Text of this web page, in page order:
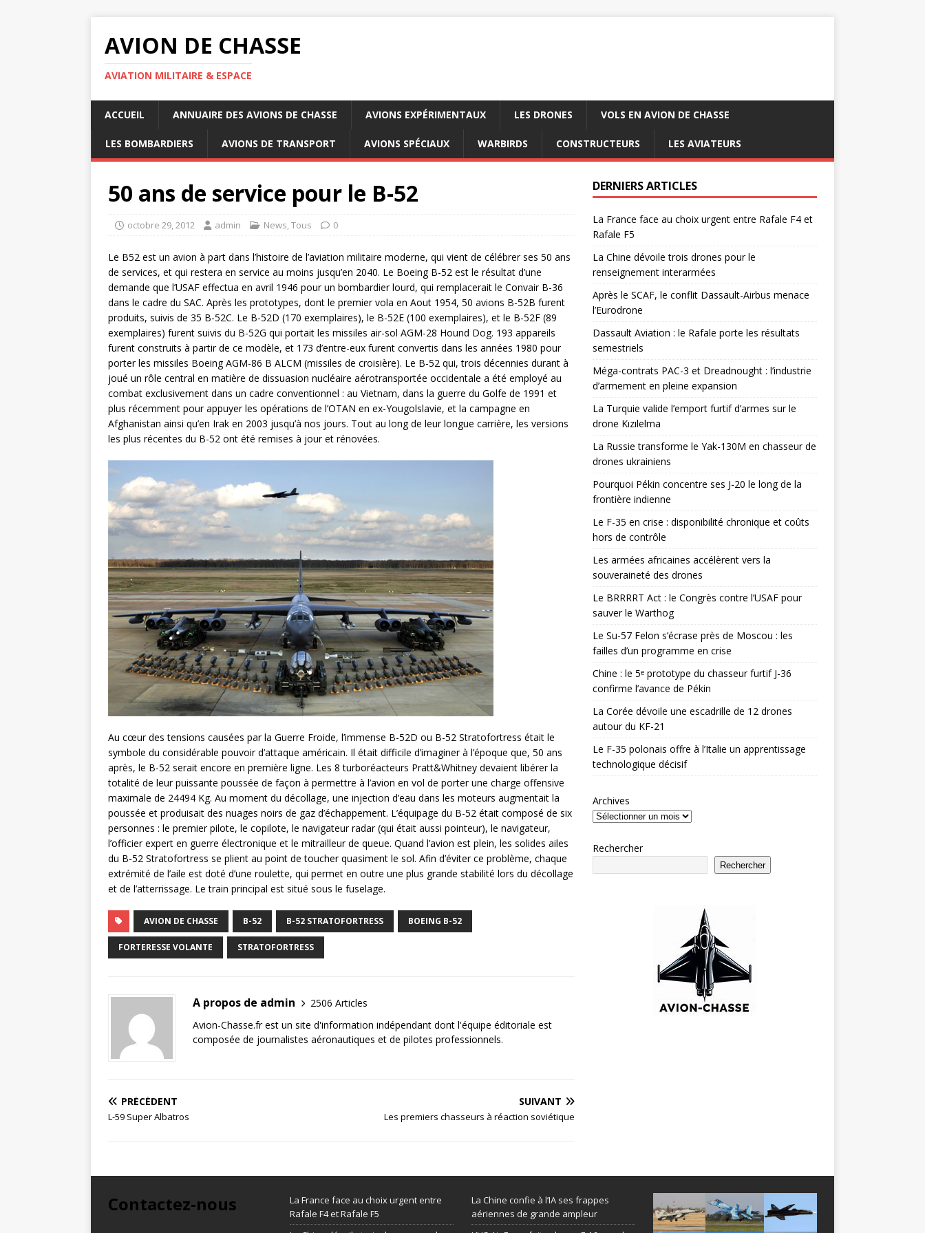
AVION DE CHASSE
AVIATION MILITAIRE & ESPACE
ACCUEIL ANNUAIRE DES AVIONS DE CHASSE AVIONS EXPÉRIMENTAUX LES DRONES VOLS EN AVION DE CHASSE
LES BOMBARDIERS AVIONS DE TRANSPORT AVIONS SPÉCIAUX WARBIRDS CONSTRUCTEURS LES AVIATEURS
50 ans de service pour le B-52
octobre 29, 2012 admin News,Tous 0
Le B52 est un avion à part dans l’histoire de l’aviation militaire moderne, qui vient de célébrer ses 50 ans
de services, et qui restera en service au moins jusqu’en 2040. Le Boeing B-52 est le résultat d’une
demande que l’USAF effectua en avril 1946 pour un bombardier lourd, qui remplacerait le Convair B-36
dans le cadre du SAC. Après les prototypes, dont le premier vola en Aout 1954, 50 avions B-52B furent
produits, suivis de 35 B-52C. Le B-52D (170 exemplaires), le B-52E (100 exemplaires), et le B-52F (89
exemplaires) furent suivis du B-52G qui portait les missiles air-sol AGM-28 Hound Dog. 193 appareils
furent construits à partir de ce modèle, et 173 d’entre-eux furent convertis dans les années 1980 pour
porter les missiles Boeing AGM-86 B ALCM (missiles de croisière). Le B-52 qui, trois décennies durant à
joué un rôle central en matière de dissuasion nucléaire aérotransportée occidentale a été employé au
combat exclusivement dans un cadre conventionnel : au Vietnam, dans la guerre du Golfe de 1991 et
plus récemment pour appuyer les opérations de l’OTAN en ex-Yougolslavie, et la campagne en
Afghanistan ainsi qu’en Irak en 2003 jusqu’à nos jours. Tout au long de leur longue carrière, les versions
les plus récentes du B-52 ont été remises à jour et rénovées.
Au cœur des tensions causées par la Guerre Froide, l’immense B-52D ou B-52 Stratofortress était le
symbole du considérable pouvoir d’attaque américain. Il était difficile d’imaginer à l’époque que, 50 ans
après, le B-52 serait encore en première ligne. Les 8 turboréacteurs Pratt&Whitney devaient libérer la
totalité de leur puissante poussée de façon à permettre à l’avion en vol de porter une charge offensive
maximale de 24494 Kg. Au moment du décollage, une injection d’eau dans les moteurs augmentait la
poussée et produisait des nuages noirs de gaz d’échappement. L’équipage du B-52 était composé de six
personnes : le premier pilote, le copilote, le navigateur radar (qui était aussi pointeur), le navigateur,
l’officier expert en guerre électronique et le mitrailleur de queue. Quand l’avion est plein, les solides ailes
du B-52 Stratofortress se plient au point de toucher quasiment le sol. Afin d’éviter ce problème, chaque
extrémité de l’aile est doté d’une roulette, qui permet en outre une plus grande stabilité lors du décollage
et de l’atterrissage. Le train principal est situé sous le fuselage.
AVION DE CHASSE B-52 B-52 STRATOFORTRESS BOEING B-52
FORTERESSE VOLANTE STRATOFORTRESS
A propos de admin
2506 Articles
Avion-Chasse.fr est un site d'information indépendant dont l'équipe éditoriale est
composée de journalistes aéronautiques et de pilotes professionnels.
PRÉCÉDENT
L-59 Super Albatros
SUIVANT
Les premiers chasseurs à réaction soviétique
DERNIERS ARTICLES
La France face au choix urgent entre Rafale F4 et
Rafale F5
La Chine dévoile trois drones pour le
renseignement interarmées
Après le SCAF, le conflit Dassault-Airbus menace
l’Eurodrone
Dassault Aviation : le Rafale porte les résultats
semestriels
Méga-contrats PAC-3 et Dreadnought : l’industrie
d’armement en pleine expansion
La Turquie valide l’emport furtif d’armes sur le
drone Kızılelma
La Russie transforme le Yak-130M en chasseur de
drones ukrainiens
Pourquoi Pékin concentre ses J-20 le long de la
frontière indienne
Le F-35 en crise : disponibilité chronique et coûts
hors de contrôle
Les armées africaines accélèrent vers la
souveraineté des drones
Le BRRRRT Act : le Congrès contre l’USAF pour
sauver le Warthog
Le Su-57 Felon s’écrase près de Moscou : les
failles d’un programme en crise
Chine : le 5ᵉ prototype du chasseur furtif J-36
confirme l’avance de Pékin
La Corée dévoile une escadrille de 12 drones
autour du KF-21
Le F-35 polonais offre à l’Italie un apprentissage
technologique décisif
Archives
Rechercher
Rechercher
Contactez-nous
La France face au choix urgent entre
Rafale F4 et Rafale F5
La Chine confie à l’IA ses frappes
aériennes de grande ampleur